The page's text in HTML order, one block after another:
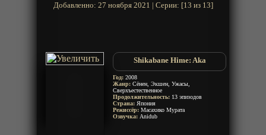
Добавленно: 27 ноября 2021 | Серии: [13 из 13]
Shikabane Hime: Aka
Год: 2008
Жанр: Сёнен, Экшен, Ужасы,
Сверхъестественное
Продолжительность: 13 эпизодов
Страна: Япония
Режиссёр: Масахико Мурата
Озвучка: Anidub